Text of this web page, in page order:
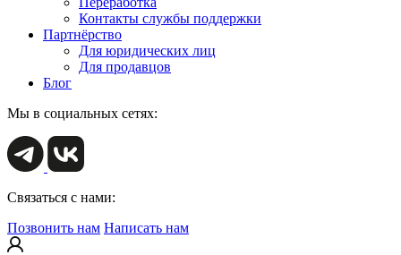
Контакты службы поддержки
Партнёрство
Для юридических лиц
Для продавцов
Блог
Мы в социальных сетях:
Связаться с нами:
Позвонить нам Написать нам